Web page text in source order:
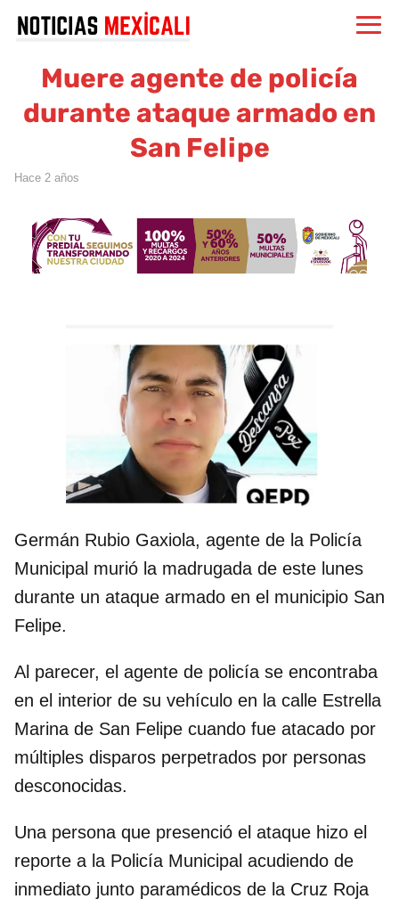
Muere agente de policía
durante ataque armado en
San Felipe
hace 2 años
Germán Rubio Gaxiola, agente de la Policía
Municipal murió la madrugada de este lunes
durante un ataque armado en el municipio San
Felipe.
Al parecer, el agente de policía se encontraba
en el interior de su vehículo en la calle Estrella
Marina de San Felipe cuando fue atacado por
múltiples disparos perpetrados por personas
desconocidas.
Una persona que presenció el ataque hizo el
reporte a la Policía Municipal acudiendo de
inmediato junto paramédicos de la Cruz Roja